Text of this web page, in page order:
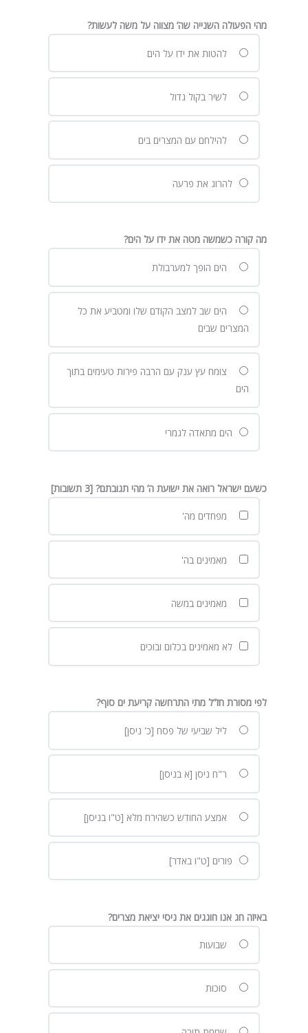
מהי הפעולה השנייה שה’ מצווה על משה לעשות?
להטות את ידו על הים
לשיר בקול גדול
להילחם עם המצרים בים
להרוג את פרעה
מה קורה כשמשה מטה את ידו על הים?
הים הופך למערבולת
הים שב למצב הקודם שלו ומטביע את כל
המצרים שבים
צומח עץ ענק עם הרבה פירות טעימים בתוך
הים
הים מתאדה לגמרי
כשעם ישראל רואה את ישועת ה’ מהי תגובתם? [3 תשובות]
מפחדים מה'
מאמינים בה'
מאמינים במשה
לא מאמינים בכלום ובוכים
לפי מסורת חז”ל מתי התרחשה קריעת ים סוף?
ליל שביעי של פסח [כ' ניסן]
ר"ח ניסן [א בניסן]
אמצע החודש כשהירח מלא [ט"ו בניסן]
פורים [ט"ו באדר]
באיזה חג אנו חוגגים את ניסי יציאת מצרים?
שבועות
סוכות